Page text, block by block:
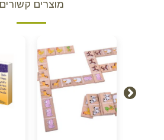
מוצרים קשורים